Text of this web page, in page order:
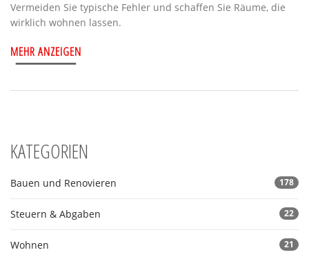
Vermeiden Sie typische Fehler und schaffen Sie Räume, die
wirklich wohnen lassen.
MEHR ANZEIGEN
KATEGORIEN
Bauen und Renovieren 178
Steuern & Abgaben 22
Wohnen 21